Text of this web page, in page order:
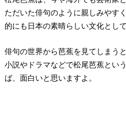
ただいた俳句のように親しみやす
的にも日本の素晴らしい文化とし
俳句の世界から芭蕉を見てしまう
小説やドラマなどで松尾芭蕉とい
ば、面白いと思いますよ。